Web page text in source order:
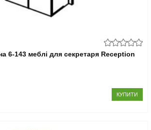
6-143 меблі для секретаря Reception
КУПИТИ